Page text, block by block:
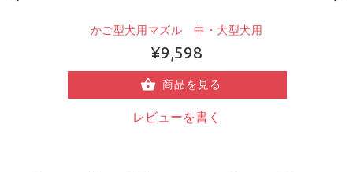
かご型犬用マズル 中・大型犬用
¥9,598
商品を見る
レビューを書く